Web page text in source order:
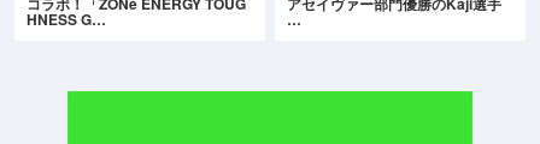
HNESS G… …